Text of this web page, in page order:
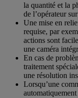
la quantité et la
de l’opérateur
Une mise en
requise, par
actions sont
une caméra
En cas de
traitement
une résolution
Lorsqu’une